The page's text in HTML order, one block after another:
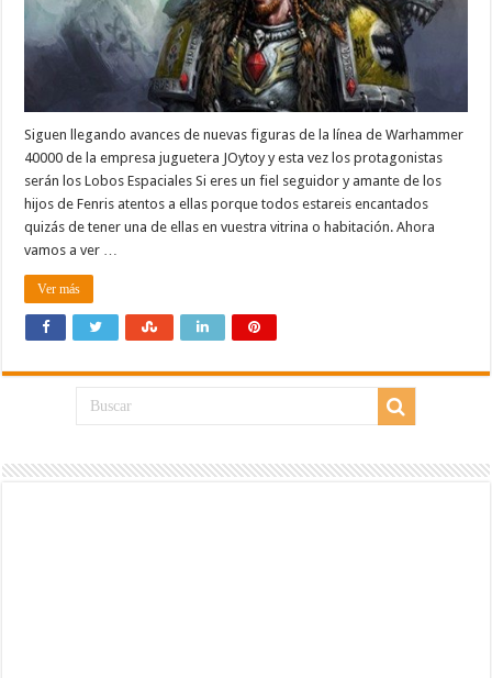
Siguen llegando avances de nuevas figuras de la línea de Warhammer
40000 de la empresa juguetera JOytoy y esta vez los protagonistas
serán los Lobos Espaciales Si eres un fiel seguidor y amante de los
hijos de Fenris atentos a ellas porque todos estareis encantados
quizás de tener una de ellas en vuestra vitrina o habitación. Ahora
vamos a ver …
Ver más